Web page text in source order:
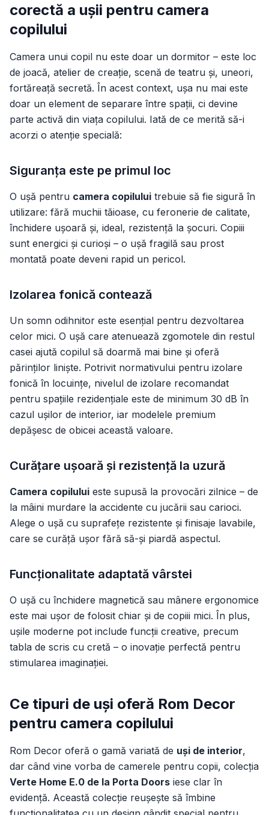
corectă a ușii pentru camera
copilului
Camera unui copil nu este doar un dormitor – este loc
de joacă, atelier de creație, scenă de teatru și, uneori,
fortăreață secretă. În acest context, ușa nu mai este
doar un element de separare între spații, ci devine
parte activă din viața copilului. Iată de ce merită să-i
acorzi o atenție specială:
Siguranța este pe primul loc
O ușă pentru camera copilului trebuie să fie sigură în
utilizare: fără muchii tăioase, cu feronerie de calitate,
închidere ușoară și, ideal, rezistență la șocuri. Copiii
sunt energici și curioși – o ușă fragilă sau prost
montată poate deveni rapid un pericol.
Izolarea fonică contează
Un somn odihnitor este esențial pentru dezvoltarea
celor mici. O ușă care atenuează zgomotele din restul
casei ajută copilul să doarmă mai bine și oferă
părinților liniște. Potrivit normativului pentru izolare
fonică în locuințe, nivelul de izolare recomandat
pentru spațiile rezidențiale este de minimum 30 dB în
cazul ușilor de interior, iar modelele premium
depășesc de obicei această valoare.
Curățare ușoară și rezistență la uzură
Camera copilului este supusă la provocări zilnice – de
la mâini murdare la accidente cu jucării sau carioci.
Alege o ușă cu suprafețe rezistente și finisaje lavabile,
care se curăță ușor fără să-și piardă aspectul.
Funcționalitate adaptată vârstei
O ușă cu închidere magnetică sau mânere ergonomice
este mai ușor de folosit chiar și de copiii mici. În plus,
ușile moderne pot include funcții creative, precum
tabla de scris cu cretă – o inovație perfectă pentru
stimularea imaginației.
Ce tipuri de uși oferă Rom Decor
pentru camera copilului
Rom Decor oferă o gamă variată de uși de interior,
dar când vine vorba de camerele pentru copii, colecția
Verte Home E.0 de la Porta Doors iese clar în
evidență. Această colecție reușește să îmbine